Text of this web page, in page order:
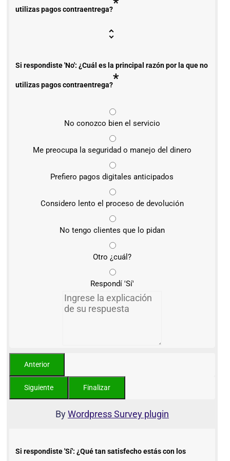
utilizas pagos contraentrega?
Si respondiste 'No': ¿Cuál es la principal razón por la que no
utilizas pagos contraentrega?*
No conozco bien el servicio
Me preocupa la seguridad o manejo del dinero
Prefiero pagos digitales anticipados
Considero lento el proceso de devolución
No tengo clientes que lo pidan
Otro ¿cuál?
Respondí 'Sí'
ByWordpress Survey plugin
Si respondiste 'Sí': ¿Qué tan satisfecho estás con los